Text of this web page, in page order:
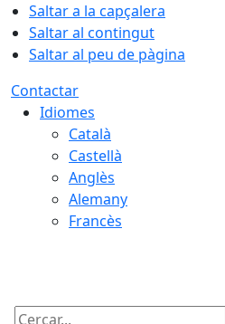
Saltar a la capçalera
Saltar al contingut
Saltar al peu de pàgina
Contactar
Idiomes
Català
Castellà
Anglès
Alemany
Francès